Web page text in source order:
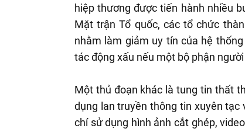
hiệp thương được tiến hành nhiều
Mặt trận Tổ quốc, các tổ chức
nhằm làm giảm uy tín của hệ
tác động xấu nếu một bộ phận
Một thủ đoạn khác là tung tin thất
dụng lan truyền thông tin xuyên tạc
chí sử dụng hình ảnh cắt ghép,